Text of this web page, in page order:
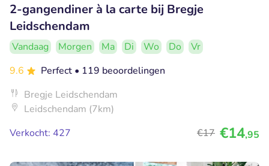
2-gangendiner à la carte bij Bregje
Leidschendam
Vandaag Morgen Ma Di Wo Do
Vr
9.6
Perfect • 119 beoordelingen
Bregje Leidschendam
Leidschendam (7km)
Verkocht: 427
€17 €14,95